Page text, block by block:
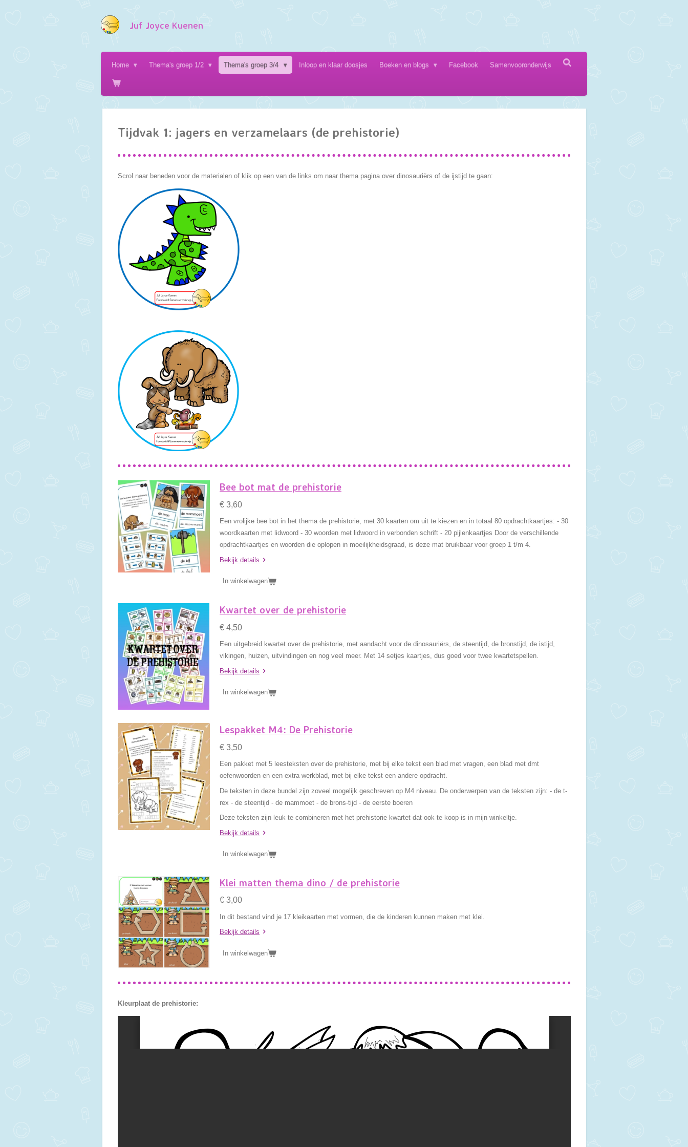
Juf Joyce Kuenen
Home Thema's groep 1/2 Thema's groep 3/4 Inloop en klaar doosjes Boeken en blogs Facebook Samenvooronderwijs
Tijdvak 1: jagers en verzamelaars (de prehistorie)
Scrol naar beneden voor de materialen of klik op een van de links om naar thema pagina over dinosauriërs of de ijstijd te gaan:
Bee bot mat de prehistorie
€ 3,60
Een vrolijke bee bot in het thema de prehistorie, met 30 kaarten om uit te kiezen en in totaal 80 opdrachtkaartjes: - 30
woordkaarten met lidwoord - 30 woorden met lidwoord in verbonden schrift - 20 pijlenkaartjes Door de verschillende
opdrachtkaartjes en woorden die oplopen in moeilijkheidsgraad, is deze mat bruikbaar voor groep 1 t/m 4.
Bekijk details
In winkelwagen
Kwartet over de prehistorie
€ 4,50
Een uitgebreid kwartet over de prehistorie, met aandacht voor de dinosauriërs, de steentijd, de bronstijd, de istijd,
vikingen, huizen, uitvindingen en nog veel meer. Met 14 setjes kaartjes, dus goed voor twee kwartetspellen.
Bekijk details
In winkelwagen
Lespakket M4: De Prehistorie
€ 3,50
Een pakket met 5 leesteksten over de prehistorie, met bij elke tekst een blad met vragen, een blad met dmt
oefenwoorden en een extra werkblad, met bij elke tekst een andere opdracht.
De teksten in deze bundel zijn zoveel mogelijk geschreven op M4 niveau. De onderwerpen van de teksten zijn: - de t-
rex - de steentijd - de mammoet - de brons-tijd - de eerste boeren
Deze teksten zijn leuk te combineren met het prehistorie kwartet dat ook te koop is in mijn winkeltje.
Bekijk details
In winkelwagen
Klei matten thema dino / de prehistorie
€ 3,00
In dit bestand vind je 17 kleikaarten met vormen, die de kinderen kunnen maken met klei.
Bekijk details
In winkelwagen
Kleurplaat de prehistorie: